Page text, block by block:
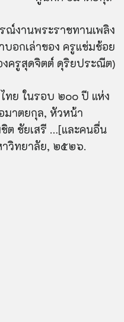
ณ์งานพระราชทานเพลิง
อกเล่าของ ครูแช่มช้อย
งครูสุดจิตต์ ดุริยประณีต)
ทย ในรอบ ๒๐๐ ปี แห่ง
มาตยกุล, หัวหน้า
ต ชัยเสรี …[และคนอื่น
วิทยาลัย, ๒๕๒๖.